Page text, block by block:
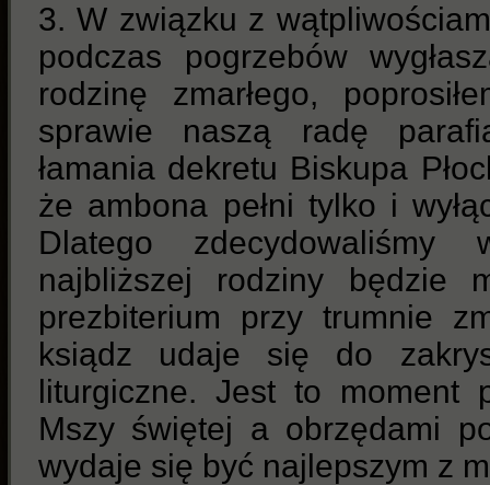
3. W związku z
podczas pogrzebów
rodzinę zmarłego,
sprawie naszą radę
łamania dekretu Biskupa
że ambona pełni tylko i
Dlatego
najbliższej rodziny będzie
prezbiterium przy trumnie
ksiądz udaje się do
liturgiczne. Jest to moment
Mszy świętej a obrzędami
wydaje się być najlepszym z